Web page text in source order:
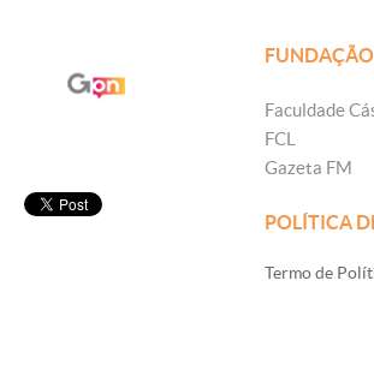
FUNDAÇÃO
Faculdade
FCL
Gazeta FM
POLÍTICA
Termo de